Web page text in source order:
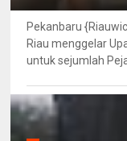
Pekanbaru
Riau menggelar
untuk sejumlah